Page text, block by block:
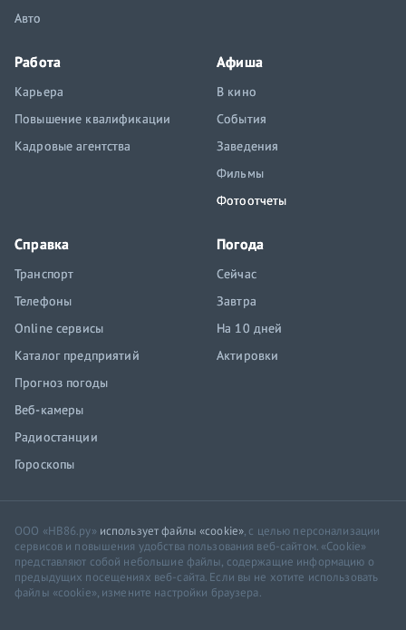
Авто
Работа
Карьера
Повышение квалификации
Кадровые агентства
Афиша
В кино
События
Заведения
Фильмы
Фотоотчеты
Справка
Транспорт
Телефоны
Online сервисы
Каталог предприятий
Прогноз погоды
Веб-камеры
Радиостанции
Гороскопы
Погода
Сейчас
Завтра
На 10 дней
Актировки
ООО «НВ86.ру» использует файлы «cookie», с целью персонализации
сервисов и повышения удобства пользования веб-сайтом. «Cookie»
представляют собой небольшие файлы, содержащие информацию о
предыдущих посещениях веб-сайта. Если вы не хотите использовать
файлы «cookie», измените настройки браузера.